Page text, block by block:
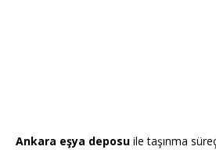
Ankara eşya deposu ile taşınma